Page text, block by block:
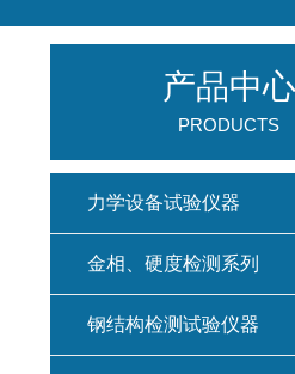
产品中心
PRODUCTS
力学设备试验仪器
金相、硬度检测系列
钢结构检测试验仪器